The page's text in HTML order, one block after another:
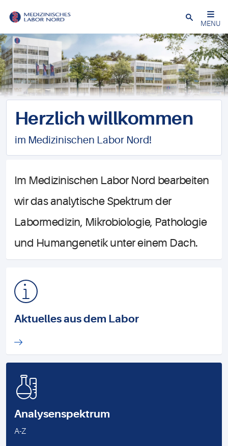
Schließen
MENU
Herzlich willkommen
im Medizinischen Labor Nord!
Im Medizinischen Labor Nord bearbeiten
wir das analytische Spektrum der
Labormedizin, Mikrobiologie, Pathologie
und Humangenetik unter einem Dach.
Aktuelles aus dem Labor
Analysenspektrum
A-Z